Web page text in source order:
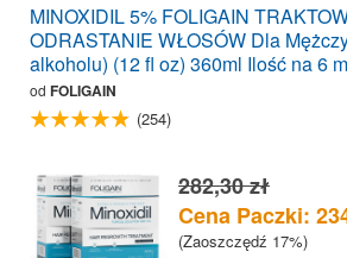
MINOXIDIL 5% FOLIGAIN
ODRASTANIE WŁOSÓW Dla
alkoholu) (12 fl oz) 360ml Ilość na 6
od FOLIGAIN
(254)
282,30 zł
Cena Paczki:
(Zaoszczędź 17%)